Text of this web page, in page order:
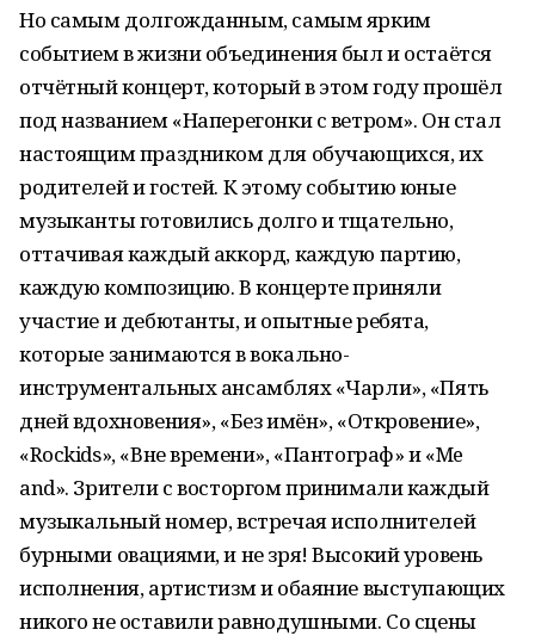
Но самым долгожданным, самым ярким
событием в жизни объединения был и остаётся
отчётный концерт, который в этом году прошёл
под названием «Наперегонки с ветром». Он стал
настоящим праздником для обучающихся, их
родителей и гостей. К этому событию юные
музыканты готовились долго и тщательно,
оттачивая каждый аккорд, каждую партию,
каждую композицию. В концерте приняли
участие и дебютанты, и опытные ребята,
которые занимаются в вокально-
инструментальных ансамблях «Чарли», «Пять
дней вдохновения», «Без имён», «Откровение»,
«Rockids», «Вне времени», «Пантограф» и «Me
and». Зрители с восторгом принимали каждый
музыкальный номер, встречая исполнителей
бурными овациями, и не зря! Высокий уровень
исполнения, артистизм и обаяние выступающих
никого не оставили равнодушными. Со сцены